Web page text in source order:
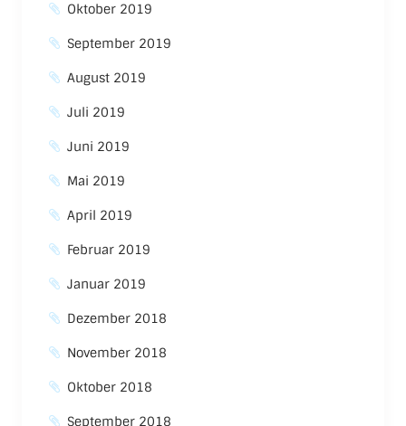
Oktober 2019
September 2019
August 2019
Juli 2019
Juni 2019
Mai 2019
April 2019
Februar 2019
Januar 2019
Dezember 2018
November 2018
Oktober 2018
September 2018